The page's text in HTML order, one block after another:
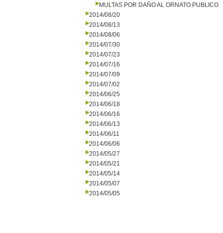
MULTAS POR DAÑO AL ORNATO PUBLICO
2014/08/20
2014/08/13
2014/08/06
2014/07/30
2014/07/23
2014/07/16
2014/07/09
2014/07/02
2014/06/25
2014/06/18
2014/06/16
2014/06/13
2014/06/11
2014/06/06
2014/05/27
2014/05/21
2014/05/14
2014/05/07
2014/05/05